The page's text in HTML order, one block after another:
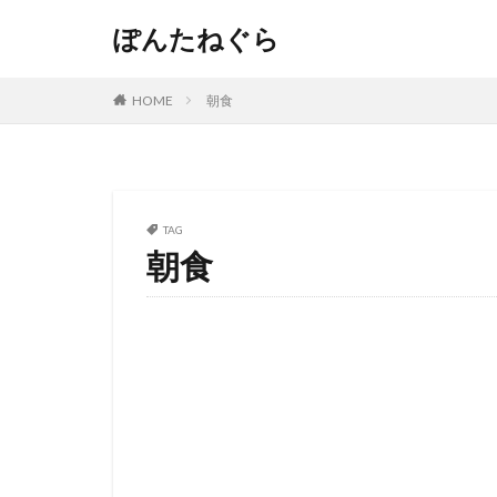
ぽんたねぐら
HOME 朝食
TAG
朝食